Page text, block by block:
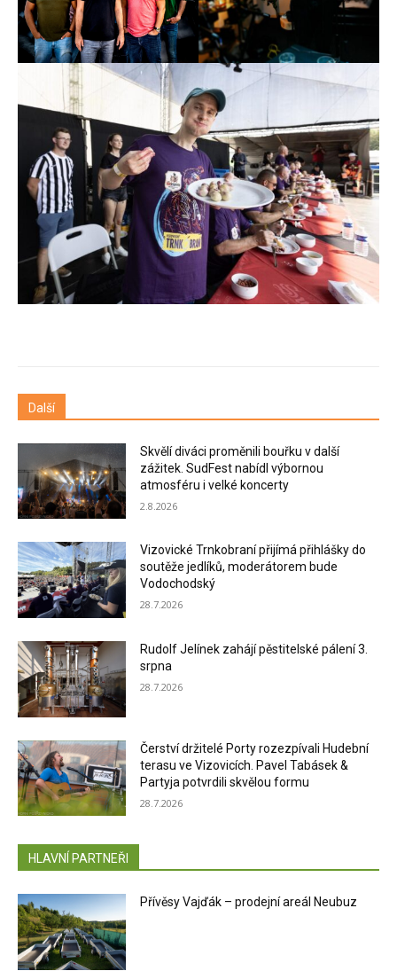
Další
Skvělí diváci proměnili bouřku v další
zážitek. SudFest nabídl výbornou
atmosféru i velké koncerty
2.8.2026
Vizovické Trnkobraní přijímá přihlášky do
soutěže jedlíků, moderátorem bude
Vodochodský
28.7.2026
Rudolf Jelínek zahájí pěstitelské pálení 3.
srpna
28.7.2026
Čerství držitelé Porty rozezpívali Hudební
terasu ve Vizovicích. Pavel Tabásek &
Partyja potvrdili skvělou formu
28.7.2026
HLAVNÍ PARTNEŘI
Přívěsy Vajďák – prodejní areál Neubuz